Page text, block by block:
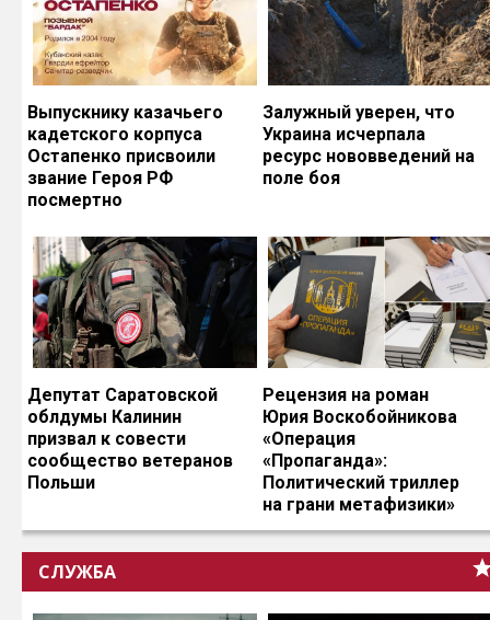
Выпускнику казачьего
кадетского корпуса
Остапенко присвоили
звание Героя РФ
посмертно
Залужный уверен, что
Украина исчерпала
ресурс нововведений на
поле боя
Депутат Саратовской
облдумы Калинин
призвал к совести
сообщество ветеранов
Польши
Рецензия на роман
Юрия Воскобойникова
«Операция
«Пропаганда»:
Политический триллер
на грани метафизики»
СЛУЖБА